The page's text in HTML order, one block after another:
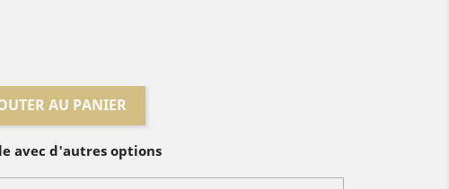
AU PANIER
avec d'autres options